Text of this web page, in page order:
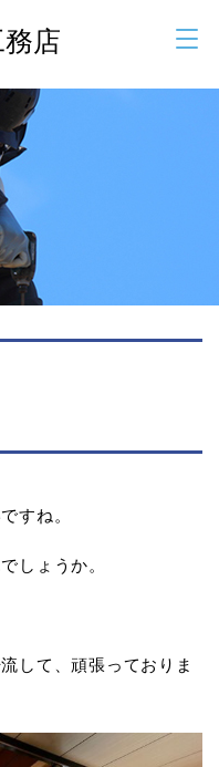
すね。
しょうか。
して、頑張っておりま